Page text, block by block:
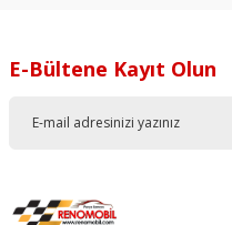
E-Bültene Kayıt Olun